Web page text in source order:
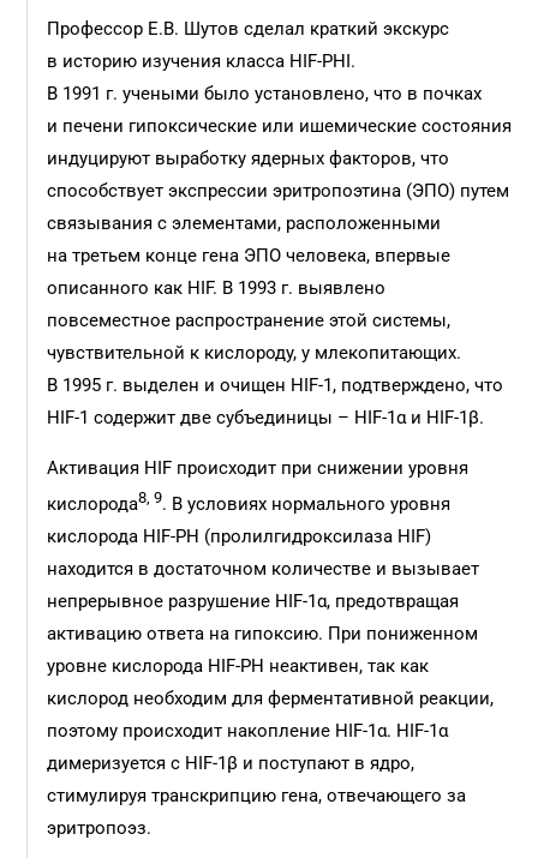
Профессор Е.В. Шутов сделал краткий экскурс
в историю изучения класса HIF-PHI.
В 1991 г. учеными было установлено, что в почках
и печени гипоксические или ишемические состояния
индуцируют выработку ядерных факторов, что
способствует экспрессии эритропоэтина (ЭПО) путем
связывания с элементами, расположенными
на третьем конце гена ЭПО человека, впервые
описанного как HIF. В 1993 г. выявлено
повсеместное распространение этой системы,
чувствительной к кислороду, у млекопитающих.
В 1995 г. выделен и очищен HIF-1, подтверждено, что
HIF-1 содержит две субъединицы – HIF-1α и HIF-1β.
Активация HIF происходит при снижении уровня
кислорода8, 9. В условиях нормального уровня
кислорода HIF-РН (пролилгидроксилаза HIF)
находится в достаточном количестве и вызывает
непрерывное разрушение HIF-1α, предотвращая
активацию ответа на гипоксию. При пониженном
уровне кислорода HIF-РН неактивен, так как
кислород необходим для ферментативной реакции,
поэтому происходит накопление HIF-1α. HIF-1α
димеризуется с HIF-1β и поступают в ядро,
стимулируя транскрипцию гена, отвечающего за
эритропоэз.